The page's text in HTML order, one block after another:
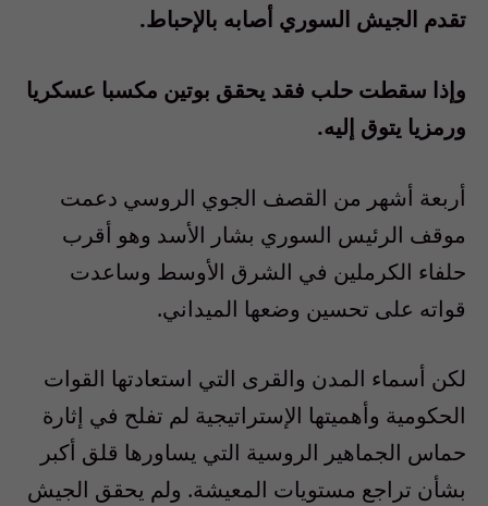
تقدم الجيش السوري أصابه بالإحباط.
وإذا سقطت حلب فقد يحقق بوتين مكسبا عسكريا
ورمزيا يتوق إليه.
أربعة أشهر من القصف الجوي الروسي دعمت
موقف الرئيس السوري بشار الأسد وهو أقرب
حلفاء الكرملين في الشرق الأوسط وساعدت
قواته على تحسين وضعها الميداني.
لكن أسماء المدن والقرى التي استعادتها القوات
الحكومية وأهميتها الإستراتيجية لم تفلح في إثارة
حماس الجماهير الروسية التي يساورها قلق أكبر
بشأن تراجع مستويات المعيشة. ولم يحقق الجيش